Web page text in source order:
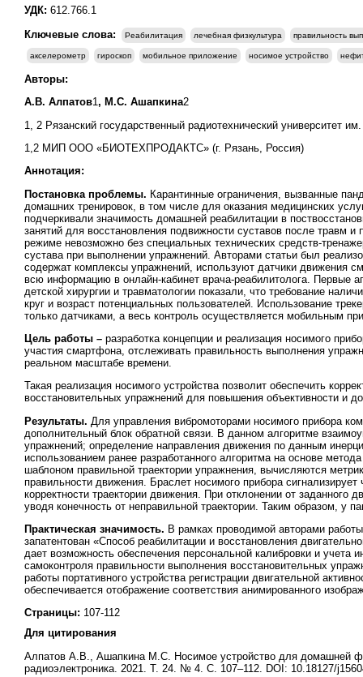
УДК: 612.766.1
Ключевые слова:
Реабилитация лечебная физкультура правильность
акселерометр гироскоп мобильное приложение носимое устройство
Авторы:
А.В. Алпатов1, М.С. Ашапкина2
1, 2 Рязанский государственный радиотехнический университет
1,2 МИП ООО «БИОТЕХПРОДАКТС» (г. Рязань, Россия)
Аннотация:
Постановка проблемы. Карантинные ограничения, вызванные
домашних тренировок, в том числе для оказания медицинских
подчеркивали значимость домашней реабилитации в
занятий для восстановления подвижности суставов после травм
режиме невозможно без специальных технических средств-
сустава при выполнении упражнений. Авторами статьи был
содержат комплексы упражнений, используют датчики движения
всю информацию в онлайн-кабинет врача-реабилитолога. Первые
детской хирургии и травматологии показали, что требование
круг и возраст потенциальных пользователей. Использование
только датчиками, а весь контроль осуществляется мобильным
Цель работы – разработка концепции и реализация носимого
участия смартфона, отслеживать правильность выполнения
реальном масштабе времени.
Такая реализация носимого устройства позволит обеспечить
восстановительных упражнений для повышения объективности и
Результаты. Для управления вибромоторами носимого прибора
дополнительный блок обратной связи. В данном алгоритме
упражнений; определение направления движения по данным
использованием ранее разработанного алгоритма на основе
шаблоном правильной траектории упражнения, вычисляются
правильности движения. Браслет носимого прибора
корректности траектории движения. При отклонении от
уводя конечность от неправильной траектории. Таким образом, у
Практическая значимость. В рамках проводимой авторами
запатентован «Способ реабилитации и восстановления
дает возможность обеспечения персональной калибровки и учета
самоконтроля правильности выполнения восстановительных
работы портативного устройства регистрации двигательной
обеспечивается отображение соответствия анимированного
Страницы: 107-112
Для цитирования
Алпатов А.В., Ашапкина М.С. Носимое устройство для домашней
радиоэлектроника. 2021. Т. 24. № 4. С. 107–112. DOI: 10.18127/